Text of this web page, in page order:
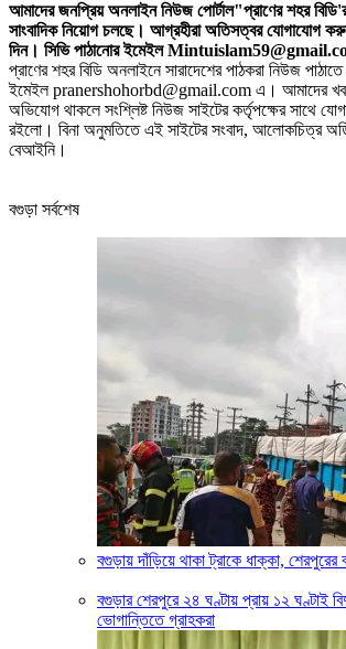
আমাদের জনপ্রিয় অনলাইন নিউজ পোর্টাল"প্রাণের শহর
সাংবাদিক নিয়োগ চলছে। আগ্রহীরা অতিসত্বর যোগাযোগ
দিন। সিভি পাঠানোর ইমেইল
প্রাণের শহর বিডি অনলাইনে সারাদেশের পাঠকরা নিউজ
ইমেইল pranershohorbd@gmail.com এ। আমাদের
অভিযোগ থাকলে সংশ্লিষ্ট নিউজ সাইটের কর্তৃপক্ষের সাথে
রইলো। বিনা অনুমতিতে এই সাইটের সংবাদ, আলোকচিত্র
বেআইনি।
বগুড়া সর্বশেষ
বগুড়ায় দাঁড়িয়ে থাকা ট্রাকে ধাক্কা, শেরপুরের
বগুড়ার শেরপুরে ২৪ ঘণ্টায় প্রায় ১২ ঘণ্টাই
ভোগান্তিতে গ্রাহকরা